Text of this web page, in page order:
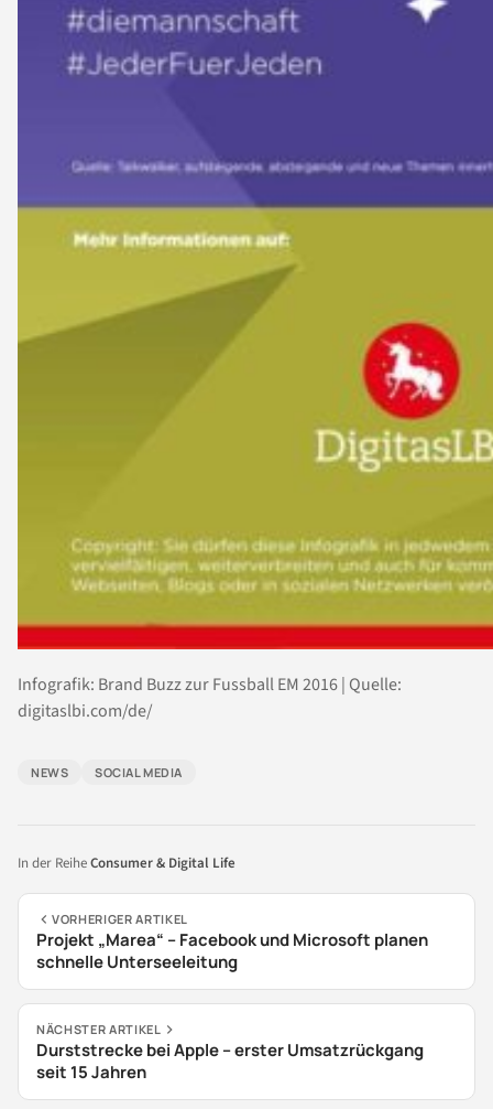
Infografik: Brand Buzz zur Fussball EM 2016 | Quelle:
digitaslbi.com/de/
NEWS SOCIAL MEDIA
In der ReiheConsumer & Digital Life
VORHERIGER ARTIKEL
Projekt „Marea“ – Facebook und Microsoft planen
schnelle Unterseeleitung
NÄCHSTER ARTIKEL
Durststrecke bei Apple – erster Umsatzrückgang
seit 15 Jahren